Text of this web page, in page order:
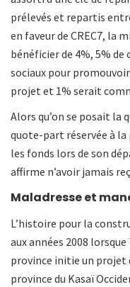
prélevés et repartis
en faveur de CREC7, la
bénéficier de 4%, 5%
sociaux pour
projet et 1% serait
Alors qu’on se posait la
quote-part réservée à
les fonds lors de son
affirme n’avoir jamais
Maladresse et
L’histoire pour la
aux années 2008
province initie un projet
province du Kasaï